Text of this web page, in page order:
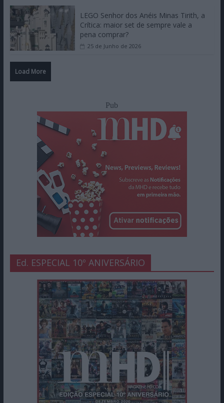
LEGO Senhor dos Anéis Minas Tirith, a
Crítica: maior set de sempre vale a
pena comprar?
25 de Junho de 2026
Load More
Pub
Ed. ESPECIAL 10º ANIVERSÁRIO